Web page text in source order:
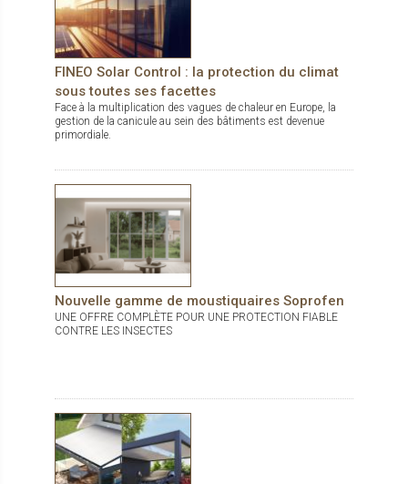
FINEO Solar Control : la protection du climat
sous toutes ses facettes
Face à la multiplication des vagues de chaleur en Europe, la
gestion de la canicule au sein des bâtiments est devenue
primordiale.
Nouvelle gamme de moustiquaires Soprofen
UNE OFFRE COMPLÈTE POUR UNE PROTECTION FIABLE
CONTRE LES INSECTES